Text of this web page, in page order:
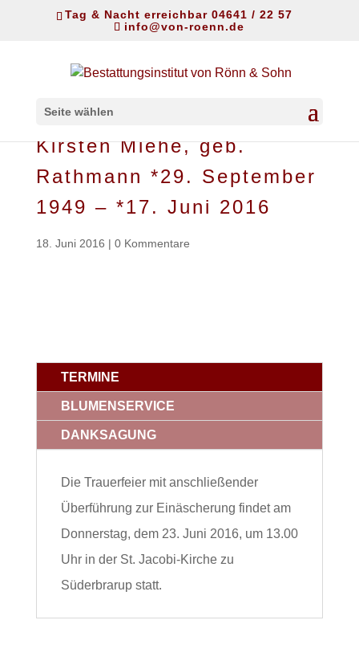
Tag & Nacht erreichbar 04641 / 22 57
info@von-roenn.de
Seite wählen
Kirsten Miehe, geb.
Rathmann *29. September
1949 – *17. Juni 2016
18. Juni 2016 | 0 Kommentare
TERMINE
BLUMENSERVICE
DANKSAGUNG
Die Trauerfeier mit anschließender
Überführung zur Einäscherung findet am
Donnerstag, dem 23. Juni 2016, um 13.00
Uhr in der St. Jacobi-Kirche zu
Süderbrarup statt.